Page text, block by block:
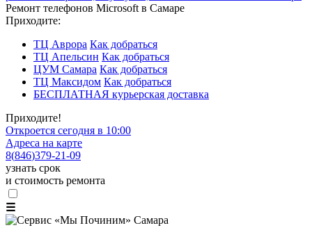
Ремонт телефонов Microsoft в Самаре
Приходите:
ТЦ Аврора Как добраться
ТЦ Апельсин Как добраться
ЦУМ Самара Как добраться
ТЦ Максидом Как добраться
БЕСПЛАТНАЯ курьерская доставка
Приходите!
Откроется сегодня в 10:00
Адреса на карте
8(846)379-21-09
узнать срок
и стоимость ремонта
☰